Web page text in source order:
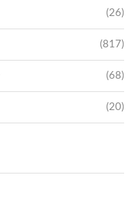
(26)
(817)
(68)
(20)